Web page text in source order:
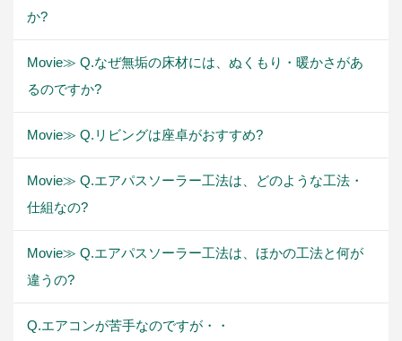
か?
Movie≫ Q.なぜ無垢の床材には、ぬくもり・暖かさがあ
るのですか?
Movie≫ Q.リビングは座卓がおすすめ?
Movie≫ Q.エアパスソーラー工法は、どのような工法・
仕組なの?
Movie≫ Q.エアパスソーラー工法は、ほかの工法と何が
違うの?
Q.エアコンが苦手なのですが・・